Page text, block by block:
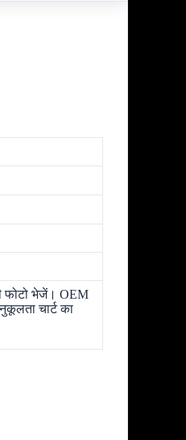
फोटो भेजें। OEM
चार्ट का